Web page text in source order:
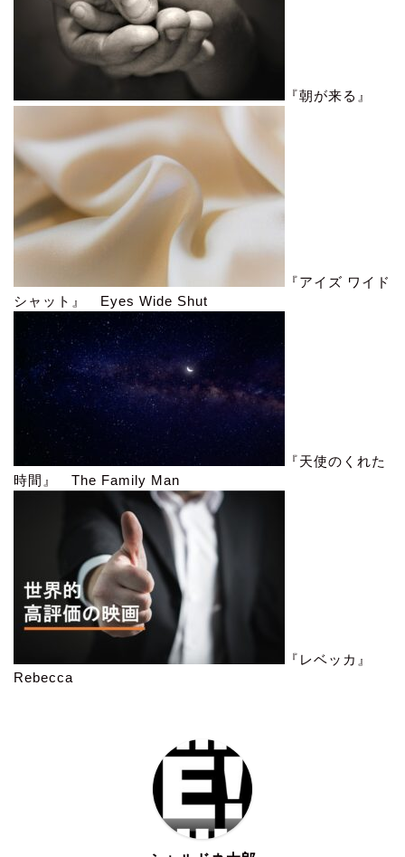
『朝が来る』
『アイズ ワイド
シャット』 Eyes Wide Shut
『天使のくれた
時間』 The Family Man
『レベッカ』
Rebecca